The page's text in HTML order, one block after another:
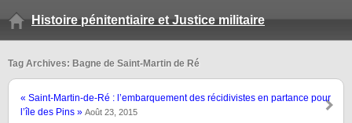
Histoire pénitentiaire et Justice militaire
Tag Archives: Bagne de Saint-Martin de Ré
« Saint-Martin-de-Ré : l’embarquement des récidivistes en partance pour
l’île des Pins » Août 23, 2015